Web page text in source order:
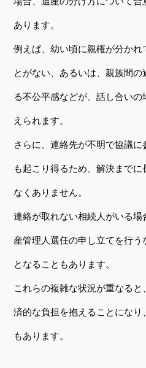
あります。
例えば、幼い頃に親権が分かれ
とがない、あるいは、親族間
る不公平感などが、話し合い
えられます。
さらに、連絡先が不明で協議
も起こり得るため、解決まで
なくありません。
連絡が取れない相続人がいる
産管理人選任の申し立てを行
となることもあります。
これらの複雑な状況が重なる
済的な負担を抱えることになり
もあります。